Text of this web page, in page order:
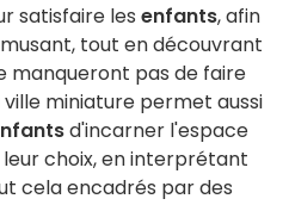
satisfaire les enfants, afin
tout en découvrant
manqueront pas de faire
miniature permet aussi
d'incarner l'espace
choix, en interprétant
cela encadrés par des